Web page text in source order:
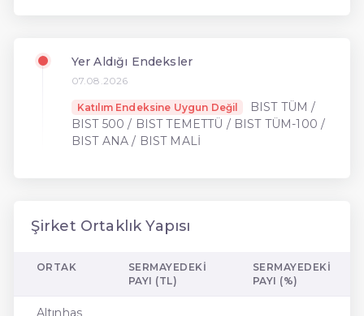
Yer Aldığı Endeksler
07.08.2026
Katılım Endeksine Uygun Değil
BIST TÜM /
BIST 500 / BIST TEMETTÜ / BIST TÜM-100 /
BIST ANA / BIST MALİ
Şirket Ortaklık Yapısı
ORTAK
SERMAYEDEKI
PAYI (TL)
SERMAYEDEKI
PAYI (%)
Altınhas